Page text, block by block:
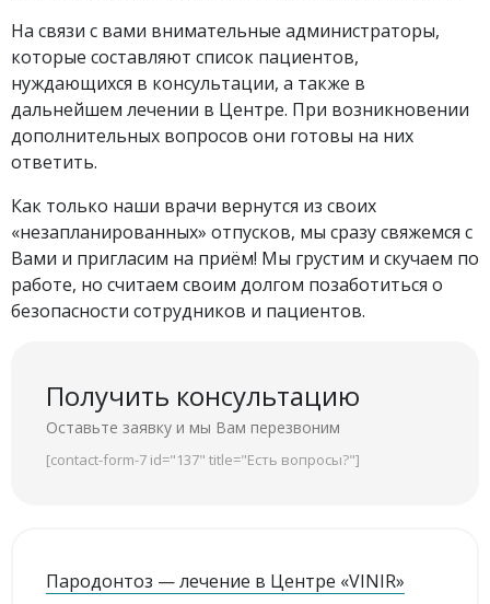
На связи с вами внимательные администраторы,
которые составляют список пациентов,
нуждающихся в консультации, а также в
дальнейшем лечении в Центре. При возникновении
дополнительных вопросов они готовы на них
ответить.
Как только наши врачи вернутся из своих
«незапланированных» отпусков, мы сразу свяжемся с
Вами и пригласим на приём! Мы грустим и скучаем по
работе, но считаем своим долгом позаботиться о
безопасности сотрудников и пациентов.
Получить консультацию
Оставьте заявку и мы Вам перезвоним
[contact-form-7 id="137" title="Есть вопросы?"]
Пародонтоз — лечение в Центре «VINIR»